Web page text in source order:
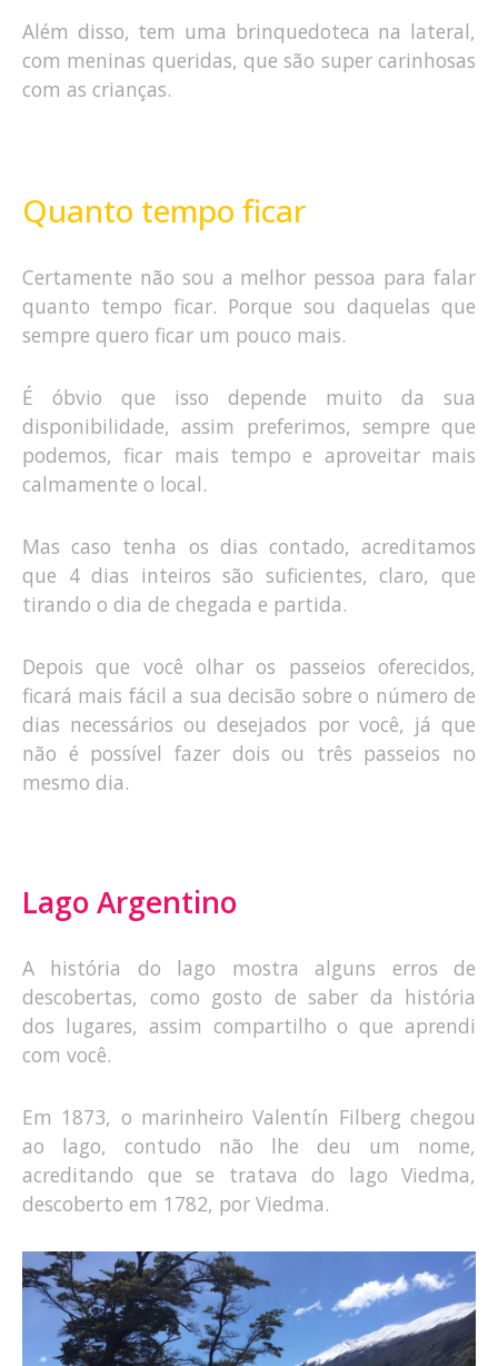
Além disso, tem uma brinquedoteca na lateral,
com meninas queridas, que são super carinhosas
com as crianças.
Quanto tempo ficar
Certamente não sou a melhor pessoa para falar
quanto tempo ficar. Porque sou daquelas que
sempre quero ficar um pouco mais.
É óbvio que isso depende muito da sua
disponibilidade, assim preferimos, sempre que
podemos, ficar mais tempo e aproveitar mais
calmamente o local.
Mas caso tenha os dias contado, acreditamos
que 4 dias inteiros são suficientes, claro, que
tirando o dia de chegada e partida.
Depois que você olhar os passeios oferecidos,
ficará mais fácil a sua decisão sobre o número de
dias necessários ou desejados por você, já que
não é possível fazer dois ou três passeios no
mesmo dia.
Lago Argentino
A história do lago mostra alguns erros de
descobertas, como gosto de saber da história
dos lugares, assim compartilho o que aprendi
com você.
Em 1873, o marinheiro Valentín Filberg chegou
ao lago, contudo não lhe deu um nome,
acreditando que se tratava do lago Viedma,
descoberto em 1782, por Viedma.